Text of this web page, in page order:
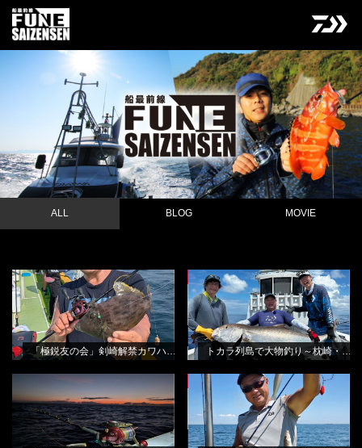
ALL BLOG MOVIE
「極鋭友の会」剣崎解禁カワハギ釣
り会
田渕雅生
NEW BLOG
「極鋭友の会」剣崎解禁カワハギ釣り会
トカラ列島で大物釣り～枕崎・遊漁
船桃太郎さんから
田渕雅生
NEW BLOG
トカラ列島で大物釣り～枕崎・遊漁船桃太郎さんから
外房の深海釣り～大原・鈴栄丸さん
から
田渕雅生
良型シロギス乱舞～金沢漁港・進丸
さんから
田渕雅生
NEW BLOG